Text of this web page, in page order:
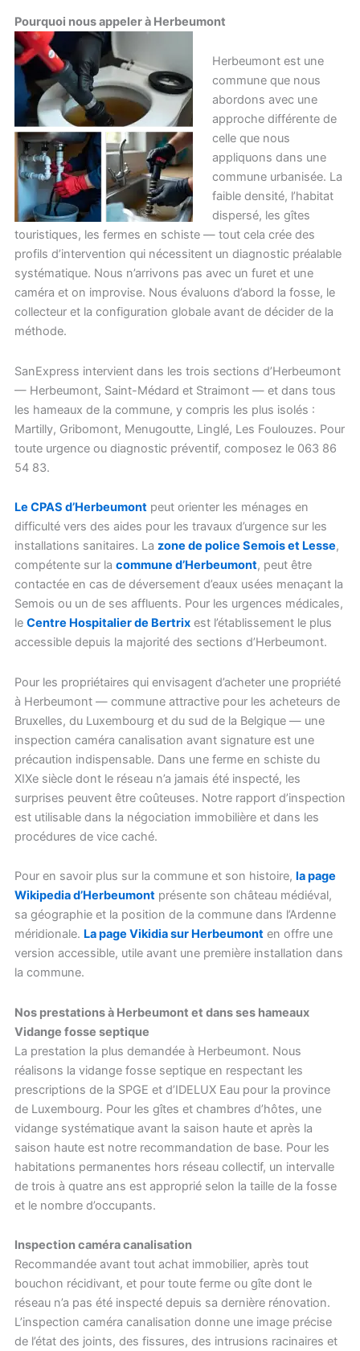
Pourquoi nous appeler à Herbeumont
Herbeumont est une
commune que nous
abordons avec une
approche différente de
celle que nous
appliquons dans une
commune urbanisée. La
faible densité, l’habitat
dispersé, les gîtes
touristiques, les fermes en schiste — tout cela crée des
profils d’intervention qui nécessitent un diagnostic préalable
systématique. Nous n’arrivons pas avec un furet et une
caméra et on improvise. Nous évaluons d’abord la fosse, le
collecteur et la configuration globale avant de décider de la
méthode.
SanExpress intervient dans les trois sections d’Herbeumont
— Herbeumont, Saint-Médard et Straimont — et dans tous
les hameaux de la commune, y compris les plus isolés :
Martilly, Gribomont, Menugoutte, Linglé, Les Foulouzes. Pour
toute urgence ou diagnostic préventif, composez le 063 86
54 83.
Le CPAS d’Herbeumont peut orienter les ménages en
difficulté vers des aides pour les travaux d’urgence sur les
installations sanitaires. La zone de police Semois et Lesse,
compétente sur la commune d’Herbeumont, peut être
contactée en cas de déversement d’eaux usées menaçant la
Semois ou un de ses affluents. Pour les urgences médicales,
le Centre Hospitalier de Bertrix est l’établissement le plus
accessible depuis la majorité des sections d’Herbeumont.
Pour les propriétaires qui envisagent d’acheter une propriété
à Herbeumont — commune attractive pour les acheteurs de
Bruxelles, du Luxembourg et du sud de la Belgique — une
inspection caméra canalisation avant signature est une
précaution indispensable. Dans une ferme en schiste du
XIXe siècle dont le réseau n’a jamais été inspecté, les
surprises peuvent être coûteuses. Notre rapport d’inspection
est utilisable dans la négociation immobilière et dans les
procédures de vice caché.
Pour en savoir plus sur la commune et son histoire, la page
Wikipedia d’Herbeumont présente son château médiéval,
sa géographie et la position de la commune dans l’Ardenne
méridionale. La page Vikidia sur Herbeumont en offre une
version accessible, utile avant une première installation dans
la commune.
Nos prestations à Herbeumont et dans ses hameaux
Vidange fosse septique
La prestation la plus demandée à Herbeumont. Nous
réalisons la vidange fosse septique en respectant les
prescriptions de la SPGE et d’IDELUX Eau pour la province
de Luxembourg. Pour les gîtes et chambres d’hôtes, une
vidange systématique avant la saison haute et après la
saison haute est notre recommandation de base. Pour les
habitations permanentes hors réseau collectif, un intervalle
de trois à quatre ans est approprié selon la taille de la fosse
et le nombre d’occupants.
Inspection caméra canalisation
Recommandée avant tout achat immobilier, après tout
bouchon récidivant, et pour toute ferme ou gîte dont le
réseau n’a pas été inspecté depuis sa dernière rénovation.
L’inspection caméra canalisation donne une image précise
de l’état des joints, des fissures, des intrusions racinaires et